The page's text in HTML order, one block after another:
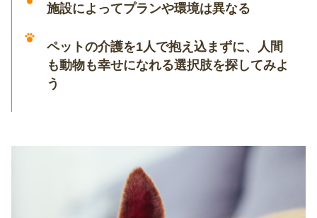
施設によってプランや環境は異なる
ペットの介護を1人で抱え込まずに、人間
も動物も幸せになれる選択肢を探してみよ
う